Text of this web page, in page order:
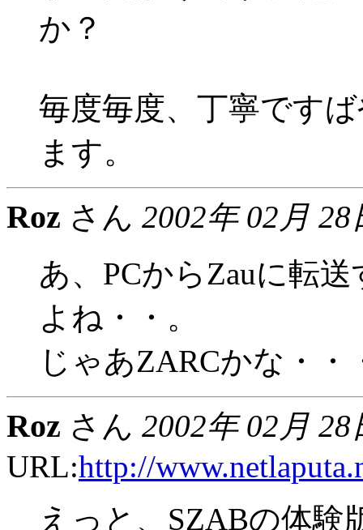
か？
毎度毎度、丁寧です
ます。
Roz さん 2002年 02月
あ、PCからZauに転
よね・・。
じゃあZARCかな・・
Roz さん 2002年 02月
URL:http://
えっと、SZABの体